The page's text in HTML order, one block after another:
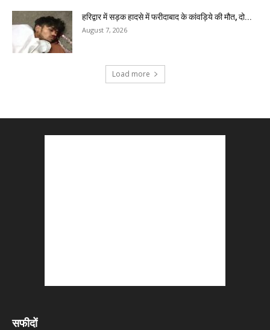
हरिद्वार में सड़क हादसे में फरीदाबाद के कांवड़िये की मौत, दो...
August 7, 2026
Load more
सफीदों